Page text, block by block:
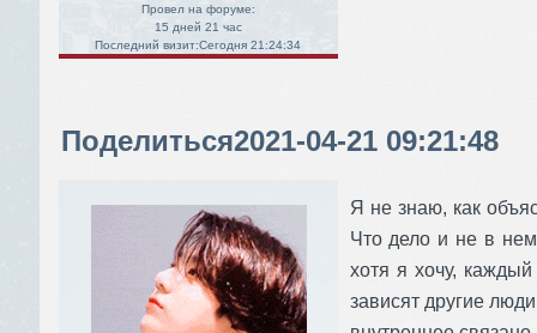
Провел на форуме:
15 дней 21 час
Последний визит:Сегодня 21:24:34
Поделиться2021-04-21 09:21:48
Я не знаю, как
Что дело и не в нем
хотя я хочу,
зависят другие